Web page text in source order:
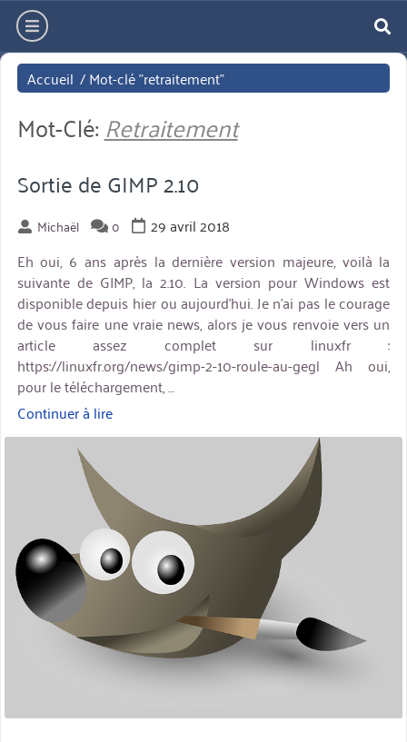
Aller
directement
au
contenu
hamburger
Accueil /Mot-clé "retraitement"
Mot-Clé: Retraitement
Sortie de GIMP 2.10
Michaël 0
29 avril 2018
Eh oui, 6 ans après la dernière version majeure, voilà la
suivante de GIMP, la 2.10. La version pour Windows est
disponible depuis hier ou aujourd’hui. Je n’ai pas le courage
de vous faire une vraie news, alors je vous renvoie vers un
article assez complet sur linuxfr :
https://linuxfr.org/news/gimp-2-10-roule-au-gegl Ah oui,
pour le téléchargement, …
Continuer à lire« Sortie
de